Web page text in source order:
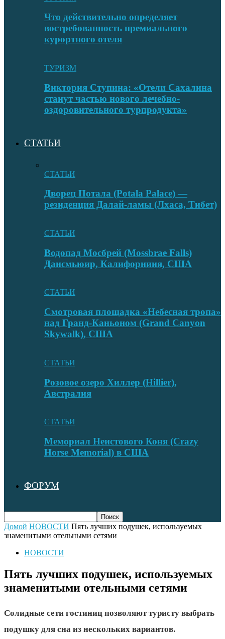
Что действительно определяет
востребованность премиального
курортного отеля
ТУРИЗМ
Виктория Ступина: «Отели Сахалина
станут частью нового лечебно-
оздоровительного турпродукта»
СТАТЬИ
СТАТЬИ
Дворец Потала (Potala Palace) —
резиденция Далай-ламы (Лхаса, Тибет)
СТАТЬИ
Водопад Мосбрей (Mossbrae Falls)
Дансмьюир, Калифорниия, США
СТАТЬИ
Смотровая площадка «Небесная тропа»
над Гранд-Каньоном (Grand Canyon
Skywalk), США
СТАТЬИ
Розовое озеро Хиллер (Hillier),
Австралия
СТАТЬИ
Мемориал Неистового Коня (Crazy
Horse Memorial) в США
ФОРУМ
Домой НОВОСТИ Пять лучших подушек, используемых
знаменитыми отельными сетями
НОВОСТИ
Пять лучших подушек, используемых
знаменитыми отельными сетями
Солидные сети гостиниц позволяют туристу выбрать
подушку для сна из нескольких вариантов.